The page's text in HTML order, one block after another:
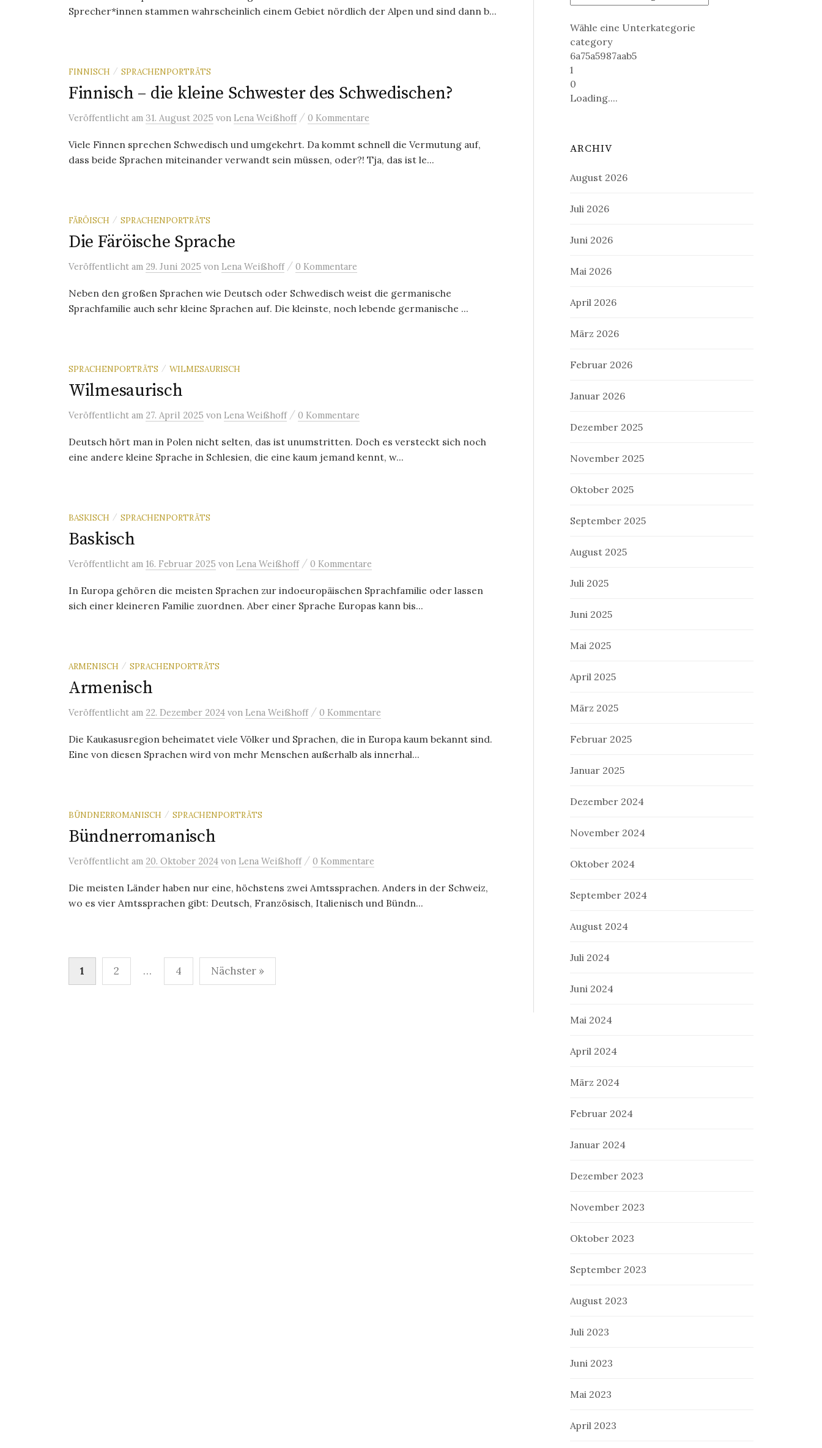
Sprecher*innen stammen wahrscheinlich einem Gebiet nördlich der Alpen und sind dann b...
FINNISCH / SPRACHENPORTRÄTS
Finnisch – die kleine Schwester des Schwedischen?
Veröffentlicht am 31. August 2025 von Lena Weißhoff / 0 Kommentare
Viele Finnen sprechen Schwedisch und umgekehrt. Da kommt schnell die Vermutung auf,
dass beide Sprachen miteinander verwandt sein müssen, oder?! Tja, das ist le...
FÄRÖISCH / SPRACHENPORTRÄTS
Die Färöische Sprache
Veröffentlicht am 29. Juni 2025 von Lena Weißhoff / 0 Kommentare
Neben den großen Sprachen wie Deutsch oder Schwedisch weist die germanische
Sprachfamilie auch sehr kleine Sprachen auf. Die kleinste, noch lebende germanische ...
SPRACHENPORTRÄTS / WILMESAURISCH
Wilmesaurisch
Veröffentlicht am 27. April 2025 von Lena Weißhoff / 0 Kommentare
Deutsch hört man in Polen nicht selten, das ist unumstritten. Doch es versteckt sich noch
eine andere kleine Sprache in Schlesien, die eine kaum jemand kennt, w...
BASKISCH / SPRACHENPORTRÄTS
Baskisch
Veröffentlicht am 16. Februar 2025 von Lena Weißhoff / 0 Kommentare
In Europa gehören die meisten Sprachen zur indoeuropäischen Sprachfamilie oder lassen
sich einer kleineren Familie zuordnen. Aber einer Sprache Europas kann bis...
ARMENISCH / SPRACHENPORTRÄTS
Armenisch
Veröffentlicht am 22. Dezember 2024 von Lena Weißhoff / 0 Kommentare
Die Kaukasusregion beheimatet viele Völker und Sprachen, die in Europa kaum bekannt sind.
Eine von diesen Sprachen wird von mehr Menschen außerhalb als innerhal...
BÜNDNERROMANISCH / SPRACHENPORTRÄTS
Bündnerromanisch
Veröffentlicht am 20. Oktober 2024 von Lena Weißhoff / 0 Kommentare
Die meisten Länder haben nur eine, höchstens zwei Amtssprachen. Anders in der Schweiz,
wo es vier Amtssprachen gibt: Deutsch, Französisch, Italienisch und Bündn...
Seitennummerierung
der
1 2 … 4 Nächster »
Wähle eine Unterkategorie
category
6a75a5987aab5
1
0
Loading....
ARCHIV
August 2026
Juli 2026
Juni 2026
Mai 2026
April 2026
März 2026
Februar 2026
Januar 2026
Dezember 2025
November 2025
Oktober 2025
September 2025
August 2025
Juli 2025
Juni 2025
Mai 2025
April 2025
März 2025
Februar 2025
Januar 2025
Dezember 2024
November 2024
Oktober 2024
September 2024
August 2024
Juli 2024
Juni 2024
Mai 2024
April 2024
März 2024
Februar 2024
Januar 2024
Dezember 2023
November 2023
Oktober 2023
September 2023
August 2023
Juli 2023
Juni 2023
Mai 2023
April 2023